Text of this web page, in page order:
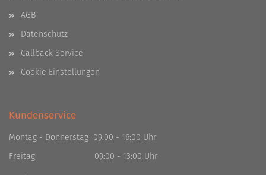
AGB
Datenschutz
Callback Service
Cookie Einstellungen
Kundenservice
Montag - Donnerstag 09:00 - 16:00 Uhr
Freitag 09:00 - 13:00 Uhr